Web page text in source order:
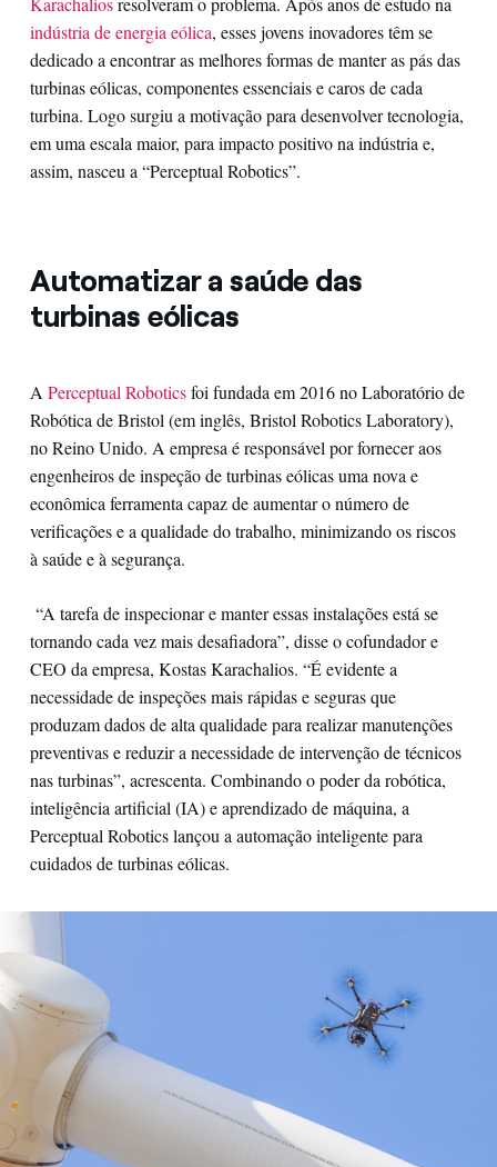
indústria de energia eólica, esses jovens inovadores têm se
dedicado a encontrar as melhores formas de manter as pás das
turbinas eólicas, componentes essenciais e caros de cada
turbina. Logo surgiu a motivação para desenvolver tecnologia,
em uma escala maior, para impacto positivo na indústria e,
assim, nasceu a “Perceptual Robotics”.
Automatizar a saúde das
turbinas eólicas
APerceptual Roboticsfoi fundada em 2016 no Laboratório de
Robótica de Bristol (em inglês, Bristol Robotics Laboratory),
no Reino Unido. A empresa é responsável por fornecer aos
engenheiros de inspeção de turbinas eólicas uma nova e
econômica ferramenta capaz de aumentar o número de
verificações e a qualidade do trabalho, minimizando os riscos
à saúde e à segurança.
“A tarefa de inspecionar e manter essas instalações está se
tornando cada vez mais desafiadora”, disse o cofundador e
CEO da empresa, Kostas Karachalios. “É evidente a
necessidade de inspeções mais rápidas e seguras que
produzam dados de alta qualidade para realizar manutenções
preventivas e reduzir a necessidade de intervenção de técnicos
nas turbinas”, acrescenta. Combinando o poder da robótica,
inteligência artificial (IA) e aprendizado de máquina, a
Perceptual Robotics lançou a automação inteligente para
cuidados de turbinas eólicas.